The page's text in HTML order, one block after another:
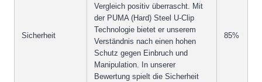
Sicherheit
Vergleich positiv überrascht. Mit
der PUMA (Hard) Steel U-Clip
Technologie bietet er unserem
Verständnis nach einen hohen
Schutz gegen Einbruch und
Manipulation. In unserer
Bewertung spielt die Sicherheit
85%